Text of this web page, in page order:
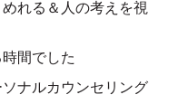
れる＆人の考えを視
間でした
ナルカウンセリング